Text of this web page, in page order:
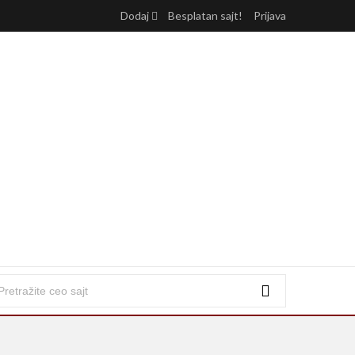
Dodaj Besplatan sajt! Prijava